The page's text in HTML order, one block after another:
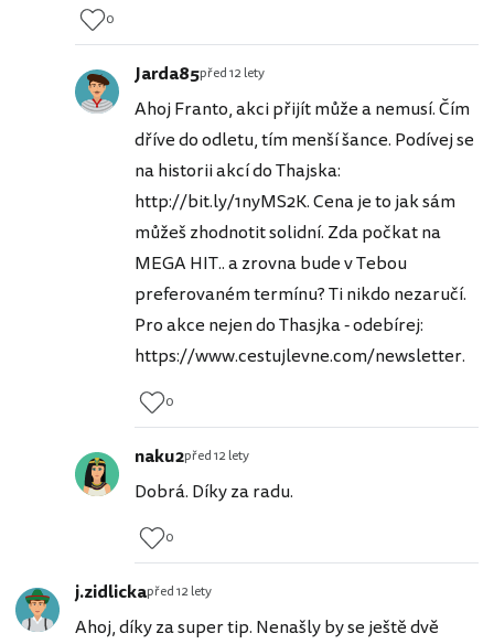
0
Jarda85před 12 lety
Ahoj Franto, akci přijít může a nemusí. Čím
dříve do odletu, tím menší šance. Podívej se
na historii akcí do Thajska:
http://bit.ly/1nyMS2K. Cena je to jak sám
můžeš zhodnotit solidní. Zda počkat na
MEGA HIT.. a zrovna bude v Tebou
preferovaném termínu? Ti nikdo nezaručí.
Pro akce nejen do Thasjka - odebírej:
https://www.cestujlevne.com/newsletter.
0
naku2před 12 lety
Dobrá. Díky za radu.
0
j.zidlickapřed 12 lety
Ahoj, díky za super tip. Nenašly by se ještě dvě